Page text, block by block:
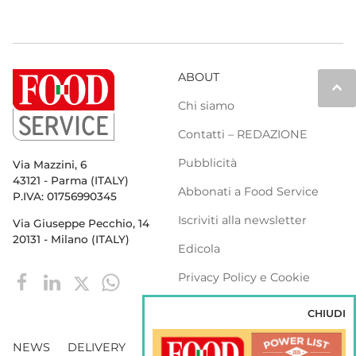
keyboard_arrow_up
Via Mazzini, 6
43121 - Parma (ITALY)
P.IVA: 01756990345
Via Giuseppe Pecchio, 14
20131 - Milano (ITALY)
ABOUT
Chi siamo
Contatti – REDAZIONE
Pubblicità
Abbonati a Food Service
Iscriviti alla newsletter
Edicola
Privacy Policy e Cookie
NEWS DELIVERY DISTRIBUZIONE
CHIUDI